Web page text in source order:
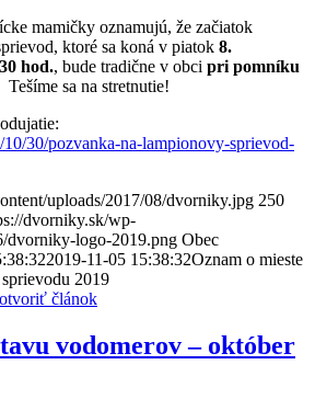
mamičky oznamujú, že začiatok
ktoré sa koná v piatok 8.
hod., bude tradične v obci pri pomníku
Tešíme sa na stretnutie!
30/pozvanka-na-lampionovy-sprievod-
uploads/2017/08/dvorniky.jpg 250
dvorniky.sk/wp-
dvorniky-logo-2019.png Obec
2019-11-05 15:38:32Oznam o mieste
2019
vodomerov – október